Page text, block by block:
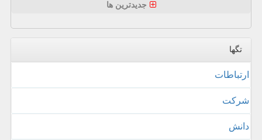
جدیدترین ها
تگها
ارتباطات
شركت
دانش